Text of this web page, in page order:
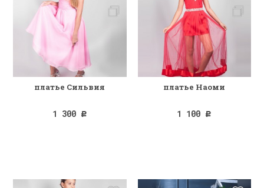
платье Сильвия
1 300 Р
платье Наоми
1 100 Р